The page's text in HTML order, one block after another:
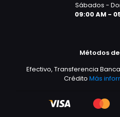
Sábados -
09:00 AM -
Métodos
Efectivo, Transferencia
CréditoMás